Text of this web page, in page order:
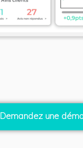
Demandez une